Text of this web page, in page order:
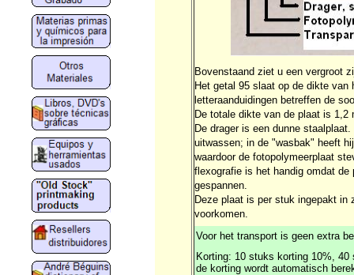
Bovenstaand ziet u een vergroot
Het getal 95 slaat op de dikte van
letteraanduidingen betreffen de
De totale dikte van de plaat is 1,2
De drager is een dunne
uitwassen; in de "wasbak" heeft
waardoor de fotopolymeerplaat
flexografie is het handig omdat
gespannen.
Deze plaat is per stuk ingepakt in
voorkomen.
Voor het transport is geen extra
Korting: 10 stuks korting 10%,
de korting wordt automatisch